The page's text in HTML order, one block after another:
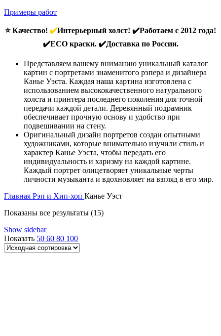
Примеры работ
⭐ Качество! ✔️Интерьерный холст! ✔️Работаем с 2012 года!
✔️ECO краски. ✔️Доставка по России.
Представляем вашему вниманию уникальный каталог
картин с портретами знаменитого рэпера и дизайнера
Канье Уэста. Каждая наша картина изготовлена с
использованием высококачественного натурального
холста и принтера последнего поколения для точной
передачи каждой детали. Деревянный подрамник
обеспечивает прочную основу и удобство при
подвешивании на стену.
Оригинальный дизайн портретов создан опытными
художниками, которые внимательно изучили стиль и
характер Канье Уэста, чтобы передать его
индивидуальность и харизму на каждой картине.
Каждый портрет олицетворяет уникальные черты
личности музыканта и вдохновляет на взгляд в его мир.
Главная Рэп и Хип-хоп Канье Уэст
Показаны все результаты (15)
Show sidebar
Показать 50 60 80 100